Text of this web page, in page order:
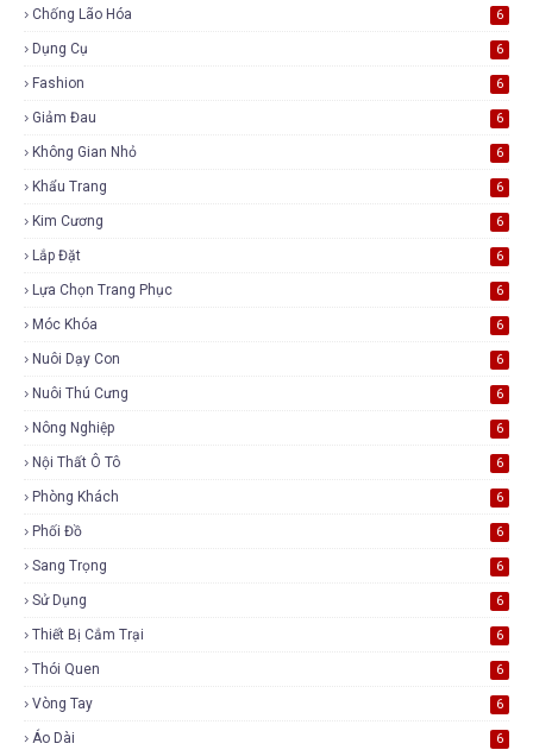
Chống Lão Hóa 6
Dụng Cụ 6
Fashion 6
Giảm Đau 6
Không Gian Nhỏ 6
Khẩu Trang 6
Kim Cương 6
Lắp Đặt 6
Lựa Chọn Trang Phục 6
Móc Khóa 6
Nuôi Dạy Con 6
Nuôi Thú Cưng 6
Nông Nghiệp 6
Nội Thất Ô Tô 6
Phòng Khách 6
Phối Đồ 6
Sang Trọng 6
Sử Dụng 6
Thiết Bị Cắm Trại 6
Thói Quen 6
Vòng Tay 6
Áo Dài 6